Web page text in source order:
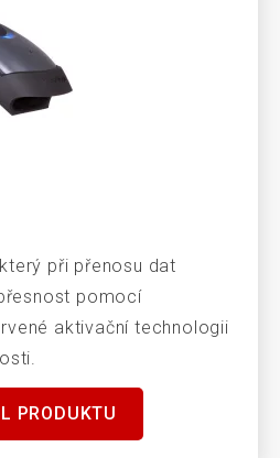
při přenosu dat
pomocí
aktivační technologii
PRODUKTU